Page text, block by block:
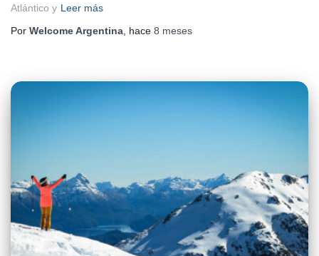
Atlántico y Leer más
Por Welcome Argentina , hace 8 meses